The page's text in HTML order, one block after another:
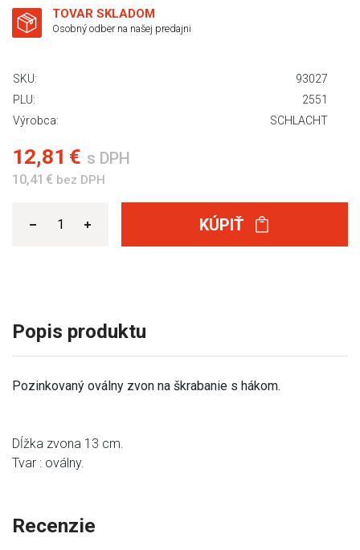
TOVAR SKLADOM
Osobný odber na našej predajni
SKU:
93027
PLU:
2551
Výrobca:
SCHLACHT
12,81 € s DPH
10,41 € bez DPH
KÚPIŤ
Popis produktu
Pozinkovaný oválny zvon na škrabanie s hákom.
Dĺžka zvona 13 cm.
Tvar : oválny.
Recenzie